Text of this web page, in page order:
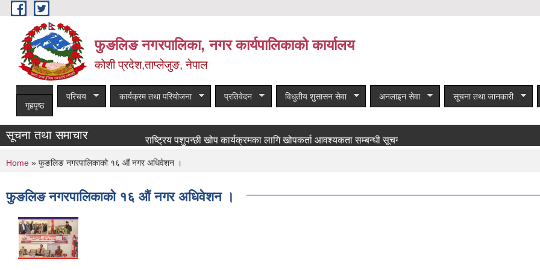
Skip to main content
फुङलिङ नगरपालिका, नगर कार्यपालिकाको कार्यालय
कोशी प्रदेश,ताप्लेजुङ, नेपाल
गृहपृष्ठ
परिचय कार्यक्रम तथा परियोजना प्रतिवेदन विधुतीय शुसासन सेवा अनलाइन सेवा सूचना तथा जानकारी
सूचना तथा समाचार राष्ट्रिय पशुपन्छी खोप कार्यक्रमका लागि खोपकर्ता आवश्यकता सम्बन्धी सूचना!
You are here
Home » फुङलिङ नगरपालिकाको १६ औं नगर अधिवेशन ।
फुङलिङ नगरपालिकाको १६ औं नगर अधिवेशन ।